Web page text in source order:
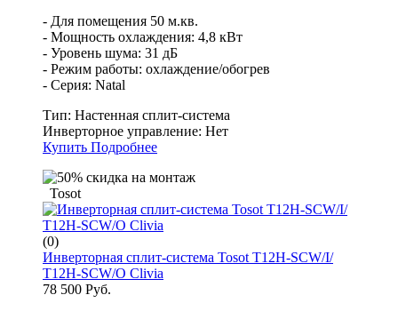
- Для помещения 50 м.кв.
- Мощность охлаждения: 4,8 кВт
- Уровень шума: 31 дБ
- Режим работы: охлаждение/обогрев
- Серия: Natal
Тип: Настенная сплит-система
Инверторное управление: Нет
Купить Подробнее
Tosot
(0)
Инверторная сплит-система Tosot T12H-SCW/I/
T12H-SCW/O Clivia
78 500 Руб.